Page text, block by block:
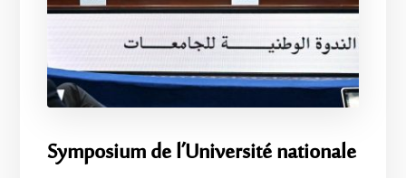
Symposium de l’Université nationale